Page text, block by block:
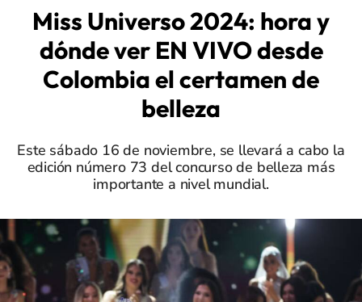
Miss Universo 2024: hora y
dónde ver EN VIVO desde
Colombia el certamen de
belleza
Este sábado 16 de noviembre, se llevará a cabo la
edición número 73 del concurso de belleza más
importante a nivel mundial.